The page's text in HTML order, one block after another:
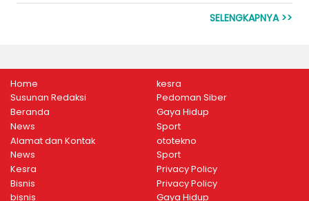
SELENGKAPNYA >>
Home
Susunan Redaksi
Beranda
News
Alamat dan Kontak
News
Kesra
Bisnis
bisnis
kesra
Pedoman Siber
Gaya Hidup
Sport
ototekno
Sport
Privacy Policy
Privacy Policy
Gaya Hidup